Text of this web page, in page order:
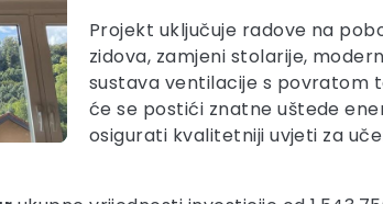
Projekt uključuje radove na
zidova, zamjeni stolarije,
sustava ventilacije s povratom
će se postići znatne uštede
osigurati kvalitetniji uvjeti za